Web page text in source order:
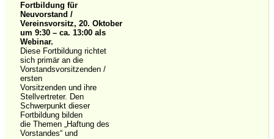
Fortbildung für
Neuvorstand /
Vereinsvorsitz,20. Oktober
um 9:30 –ca. 13:00 als
Webinar.
Diese Fortbildung richtet
sich primär an die
Vorstandsvorsitzenden /
ersten
Vorsitzenden und ihre
Stellvertreter. Den
Schwerpunkt dieser
Fortbildung bilden
die Themen „Haftung des
Vorstandes“ und